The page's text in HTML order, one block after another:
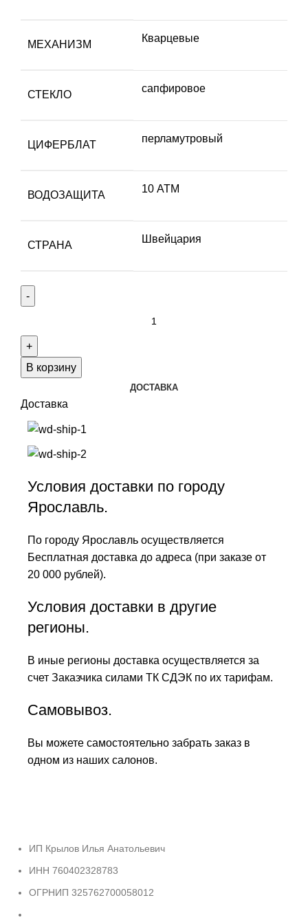
МЕХАНИЗМ
Кварцевые
СТЕКЛО
сапфировое
ЦИФЕРБЛАТ
перламутровый
ВОДОЗАЩИТА
10 АТМ
СТРАНА
Швейцария
В корзину
ДОСТАВКА
Доставка
Условия доставки по городу
Ярославль.
По городу Ярославль осуществляется
Бесплатная доставка до адреса (при заказе от
20 000 рублей).
Условия доставки в другие
регионы.
В иные регионы доставка осуществляется за
счет Заказчика силами ТК СДЭК по их тарифам.
Самовывоз.
Вы можете самостоятельно забрать заказ в
одном из наших салонов.
ИП Крылов Илья Анатольевич
ИНН 760402328783
ОГРНИП 325762700058012